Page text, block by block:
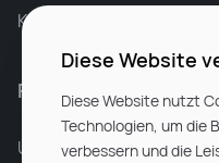
Karriere bei Rocken
Für Unternehmen
Unsere Dienstleistungen
Diese Website
Diese Website nutzt
Technologien, um die
verbessern und die